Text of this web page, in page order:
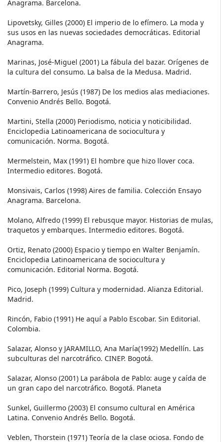
Anagrama. Barcelona.
Lipovetsky, Gilles (2000) El imperio de lo efímero. La moda y
sus usos en las nuevas sociedades democráticas. Editorial
Anagrama.
Marinas, José-Miguel (2001) La fábula del bazar. Orígenes de
la cultura del consumo. La balsa de la Medusa. Madrid.
Martín-Barrero, Jesús (1987) De los medios alas mediaciones.
Convenio Andrés Bello. Bogotá.
Martini, Stella (2000) Periodismo, noticia y noticibilidad.
Enciclopedia Latinoamericana de sociocultura y
comunicación. Norma. Bogotá.
Mermelstein, Max (1991) El hombre que hizo llover coca.
Intermedio editores. Bogotá.
Monsivais, Carlos (1998) Aires de familia. Colección Ensayo
Anagrama. Barcelona.
Molano, Alfredo (1999) El rebusque mayor. Historias de mulas,
traquetos y embarques. Intermedio editores. Bogotá.
Ortiz, Renato (2000) Espacio y tiempo en Walter Benjamín.
Enciclopedia Latinoamericana de sociocultura y
comunicación. Editorial Norma. Bogotá.
Pico, Joseph (1999) Cultura y modernidad. Alianza Editorial.
Madrid.
Rincón, Fabio (1991) He aquí a Pablo Escobar. Sin Editorial.
Colombia.
Salazar, Alonso y JARAMILLO, Ana María(1992) Medellín. Las
subculturas del narcotráfico. CINEP. Bogotá.
Salazar, Alonso (2001) La parábola de Pablo: auge y caída de
un gran capo del narcotráfico. Bogotá. Planeta
Sunkel, Guillermo (2003) El consumo cultural en América
Latina. Convenio Andrés Bello. Bogotá.
Veblen, Thorstein (1971) Teoría de la clase ociosa. Fondo de